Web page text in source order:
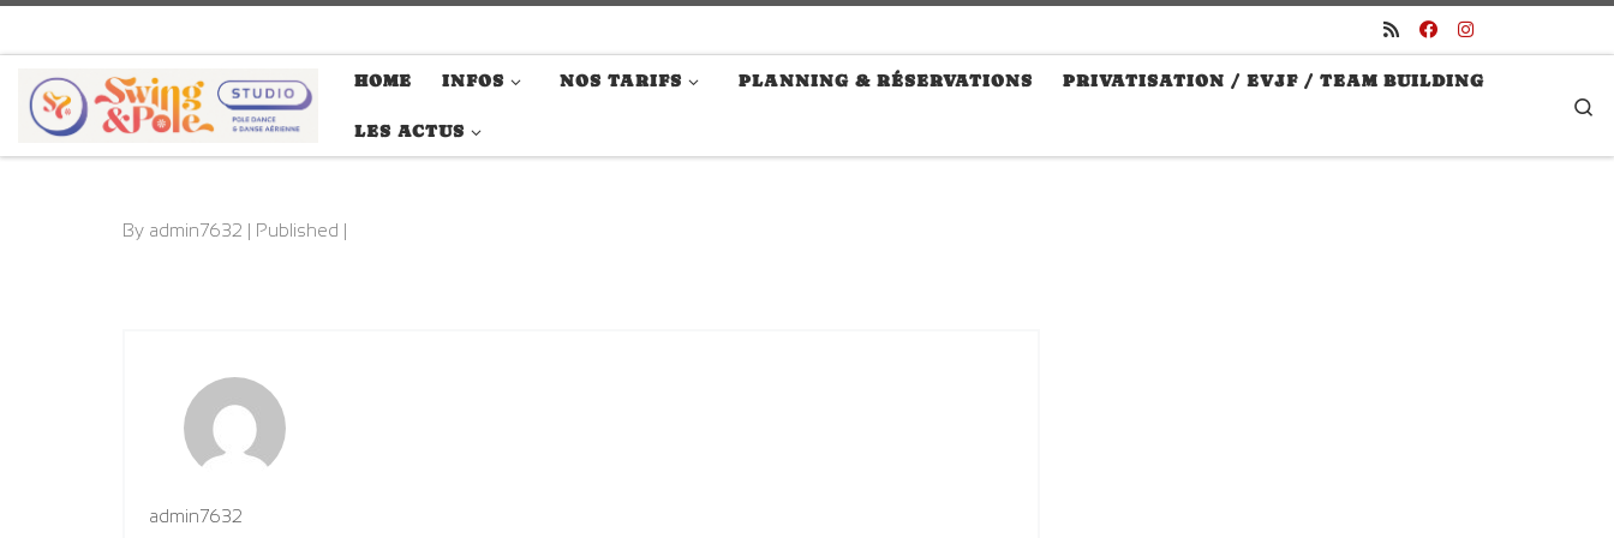
HOME INFOS NOS TARIFS PLANNING & RÉSERVATIONS PRIVATISATION / EVJF / TEAM BUILDING
LES ACTUS
By admin7632 | Published |
admin7632